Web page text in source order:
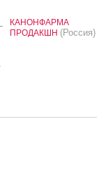
КАНОНФАРМА
ПРОДАКШН (Россия)